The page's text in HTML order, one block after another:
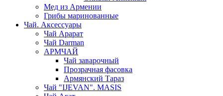
Мед из Армении
Грибы маринованные
Чай. Аксессуары
Чай Арарат
Чай Darman
АРМЧАЙ
Чай заварочный
Прозрачная фасовка
Армянский Тараз
Чай "IJEVAN". MASIS